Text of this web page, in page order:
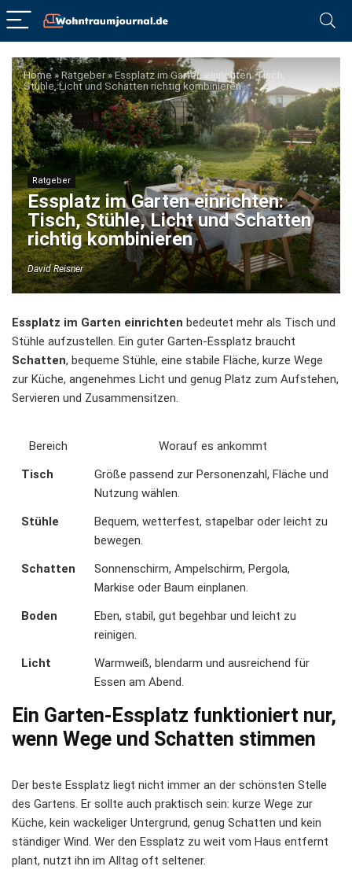
Home»Ratgeber»Essplatz im Garten einrichten: Tisch,
Stühle, Licht und Schatten richtig kombinieren
Ratgeber
Essplatz im Garten einrichten:
Tisch, Stühle, Licht und Schatten
richtig kombinieren
David Reisner
Essplatz im Garten einrichten bedeutet mehr als Tisch und
Stühle aufzustellen. Ein guter Garten-Essplatz braucht
Schatten, bequeme Stühle, eine stabile Fläche, kurze Wege
zur Küche, angenehmes Licht und genug Platz zum Aufstehen,
Servieren und Zusammensitzen.
Bereich
Worauf es ankommt
Tisch
Größe passend zur Personenzahl, Fläche und
Nutzung wählen.
Stühle
Bequem, wetterfest, stapelbar oder leicht zu
bewegen.
Schatten
Sonnenschirm, Ampelschirm, Pergola,
Markise oder Baum einplanen.
Boden
Eben, stabil, gut begehbar und leicht zu
reinigen.
Licht
Warmweiß, blendarm und ausreichend für
Essen am Abend.
Ein Garten-Essplatz funktioniert nur,
wenn Wege und Schatten stimmen
Der beste Essplatz liegt nicht immer an der schönsten Stelle
des Gartens. Er sollte auch praktisch sein: kurze Wege zur
Küche, kein wackeliger Untergrund, genug Schatten und kein
ständiger Wind. Wer den Essplatz zu weit vom Haus entfernt
plant, nutzt ihn im Alltag oft seltener.